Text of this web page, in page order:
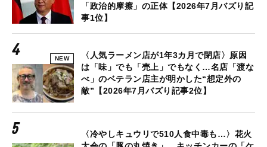
「政治的摩擦」の正体【2026年7月バズり記
事1位】
NEW
〈人気ラーメン店が1年3カ月で閉店〉原因
は「味」でも「売上」でもなく…名店「渡な
べ」のベテラン店主が明かした“想定外の
敵”【2026年7月バズり記事2位】
〈冷やしキュウリで510人食中毒も…〉花火